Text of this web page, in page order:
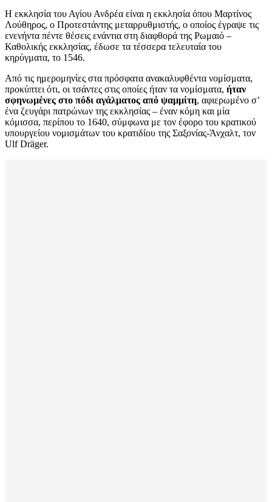
Η εκκλησία του Αγίου Ανδρέα είναι η εκκλησία όπου Μαρτίνος
Λούθηρος, ο Προτεστάντης μεταρρυθμιστής, ο οποίος έγραψε τις
ενενήντα πέντε θέσεις ενάντια στη διαφθορά της Ρωμαιό –
Καθολικής εκκλησίας, έδωσε τα τέσσερα τελευταία του
κηρύγματα, το 1546.
Από τις ημερομηνίες στα πρόσφατα ανακαλυφθέντα νομίσματα,
προκύπτει ότι, οι τσάντες στις οποίες ήταν τα νομίσματα, ήταν
σφηνωμένες στο πόδι αγάλματος από ψαμμίτη, αφιερωμένο σ’
ένα ζευγάρι πατρώνων της εκκλησίας – έναν κόμη και μία
κόμισσα, περίπου το 1640, σύμφωνα με τον έφορο του κρατικού
υπουργείου νομισμάτων του κρατιδίου της Σαξονίας-Άνχαλτ, τον
Ulf Dräger.